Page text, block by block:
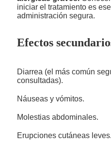
iniciar el tratamiento es
administración segura.
Efectos
Diarrea (el más común
consultadas).
Náuseas y vómitos.
Molestias abdominales.
Erupciones cutáneas leves.